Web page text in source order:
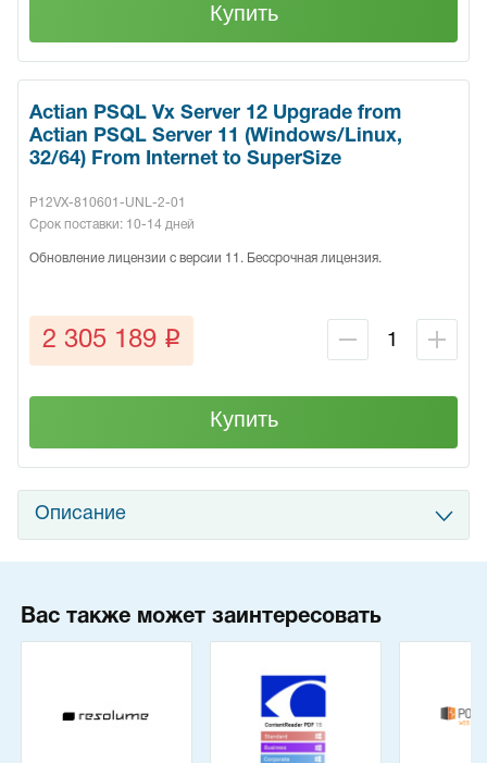
Купить
Actian PSQL Vx Server 12 Upgrade from
Actian PSQL Server 11 (Windows/Linux,
32/64) From Internet to SuperSize
P12VX-810601-UNL-2-01
Срок поставки: 10-14 дней
Обновление лицензии с версии 11. Бессрочная лицензия.
2 305 189 q
Купить
Описание
Вас также может заинтересовать